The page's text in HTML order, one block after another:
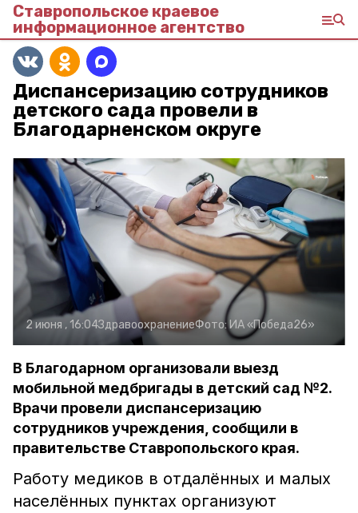
Ставропольское краевое
информационное агентство
Диспансеризацию сотрудников
детского сада провели в
Благодарненском округе
2 июня , 16:04ЗдравоохранениеФото:ИА «Победа26»
В Благодарном организовали выезд
мобильной медбригады в детский сад №2.
Врачи провели диспансеризацию
сотрудников учреждения, сообщили в
правительстве Ставропольского края.
Работу медиков в отдалённых и малых
населённых пунктах организуют